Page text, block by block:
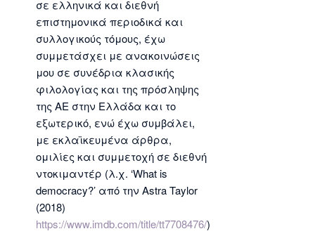
σε ελληνικά και διεθνή
επιστημονικά περιοδικά και
συλλογικούς τόμους, έχω
συμμετάσχει με ανακοινώσεις
μου σε συνέδρια κλασικής
φιλολογίας και της πρόσληψης
της ΑΕ στην Ελλάδα και το
εξωτερικό, ενώ έχω συμβάλει,
με εκλαϊκευμένα άρθρα,
ομιλίες και συμμετοχή σε διεθνή
ντοκιμαντέρ (λ.χ. ‘What is
democracy?’ από την Astra Taylor
(2018)
https://www.imdb.com/title/tt7708476/)